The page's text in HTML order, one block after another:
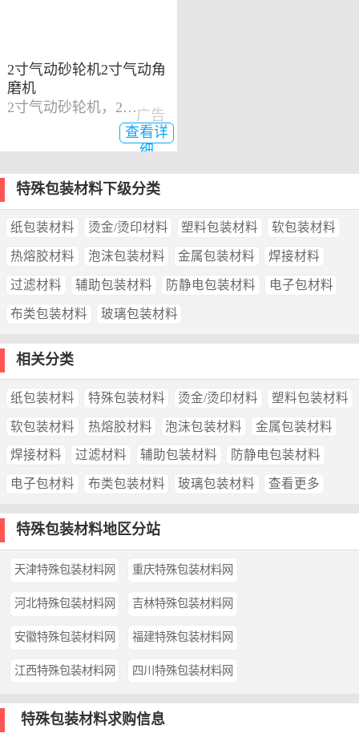
2寸气动砂轮机2寸气动角
磨机
2寸气动砂轮机，2寸气动角磨机
查看详
细
广告
特殊包装材料下级分类
纸包装材料 烫金/烫印材料 塑料包装材料 软包装材料
热熔胶材料 泡沫包装材料 金属包装材料 焊接材料
过滤材料 辅助包装材料 防静电包装材料 电子包材料
布类包装材料 玻璃包装材料
相关分类
纸包装材料 特殊包装材料 烫金/烫印材料 塑料包装材料
软包装材料 热熔胶材料 泡沫包装材料 金属包装材料
焊接材料 过滤材料 辅助包装材料 防静电包装材料
电子包材料 布类包装材料 玻璃包装材料 查看更多
特殊包装材料地区分站
天津特殊包装材料网 重庆特殊包装材料网
河北特殊包装材料网 吉林特殊包装材料网
安徽特殊包装材料网 福建特殊包装材料网
江西特殊包装材料网 四川特殊包装材料网
特殊包装材料求购信息